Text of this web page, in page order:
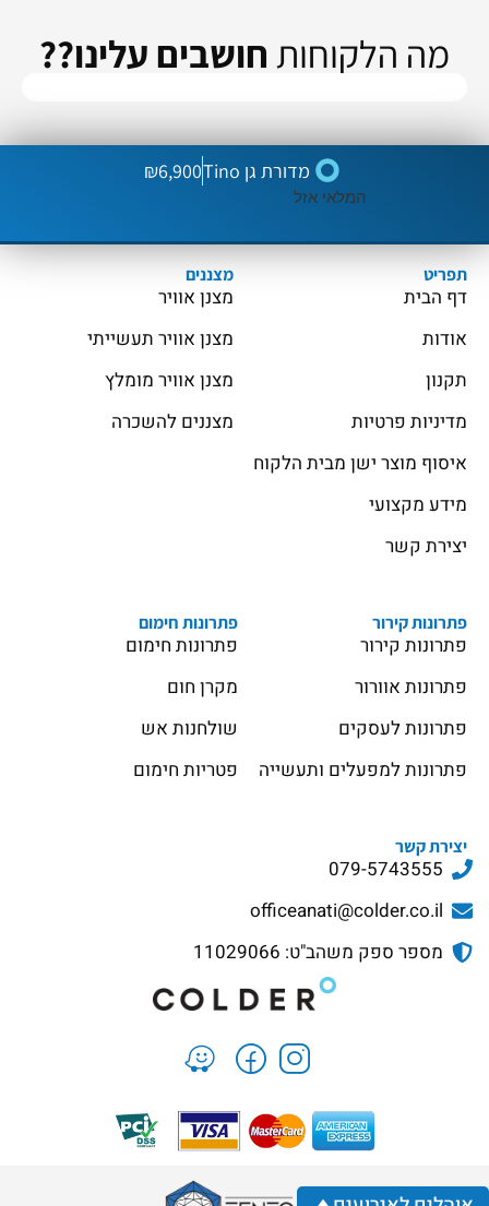
מה הלקוחות חושבים עלינו??
מדורת גן Tino ₪6,900
המלאי אזל
תפריט
דף הבית
אודות
תקנון
מדיניות פרטיות
איסוף מוצר ישן מבית הלקוח
מידע מקצועי
יצירת קשר
מצננים
מצנן אוויר
מצנן אוויר תעשייתי
מצנן אוויר מומלץ
מצננים להשכרה
פתרונות קירור
פתרונות קירור
פתרונות אוורור
פתרונות לעסקים
פתרונות למפעלים ותעשייה
פתרונות חימום
פתרונות חימום
מקרן חום
שולחנות אש
פטריות חימום
יצירת קשר
079-5743555
officeanati@colder.co.il
מספר ספק משהב"ט: 11029066